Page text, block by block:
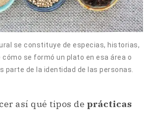
se constituye de especias, historias,
se formó un plato en esa área o
parte de la identidad de las personas.
así qué tipos de prácticas